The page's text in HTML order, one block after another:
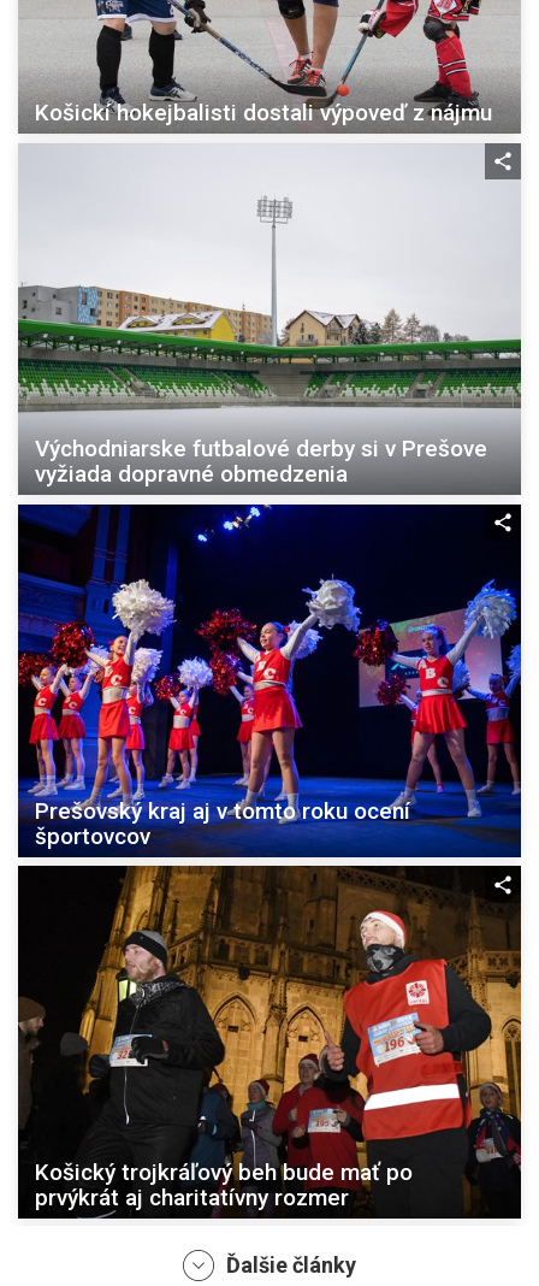
Košickí hokejbalisti dostali výpoveď z nájmu
Východniarske futbalové derby si v Prešove
vyžiada dopravné obmedzenia
Prešovský kraj aj v tomto roku ocení
športovcov
Košický trojkráľový beh bude mať po
prvýkrát aj charitatívny rozmer
Ďalšie články